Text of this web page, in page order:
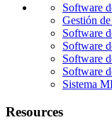
Software
Gestión
Software
Software
Software
Software
Sistema
Resources